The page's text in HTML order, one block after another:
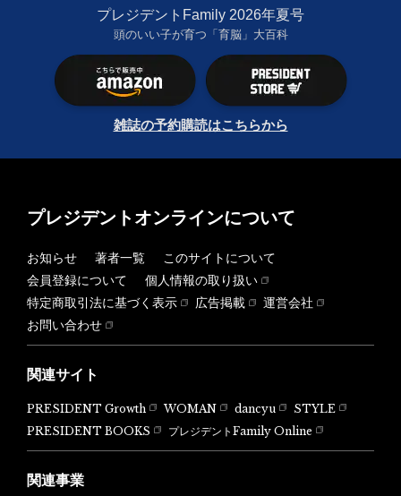
プレジデントFamily 2026年夏号
頭のいい子が育つ「育脳」大百科
雑誌の予約購読はこちらから
プレジデントオンラインについて
お知らせ 著者一覧
このサイトについて
会員登録について
個人情報の取り扱い
特定商取引法に基づく表示
広告掲載
運営会社
お問い合わせ
関連サイト
PRESIDENT Growth WOMAN dancyu
STYLE
PRESIDENT BOOKS
プレジデントFamily Online
関連事業